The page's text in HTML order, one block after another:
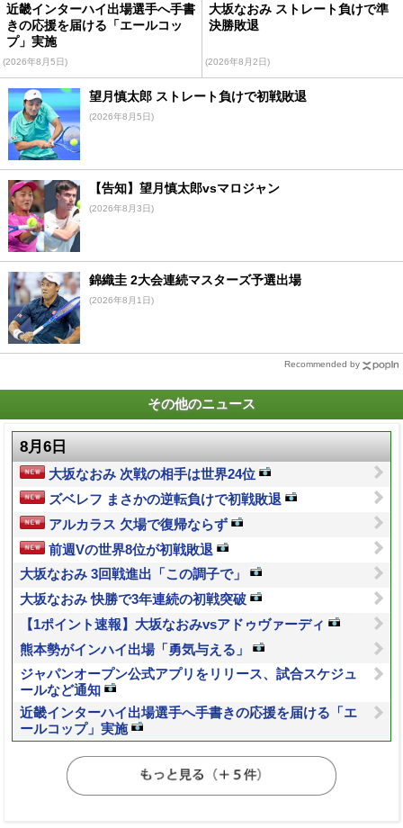
近畿インターハイ出場選手へ手書
きの応援を届ける「エールコッ
プ」実施
(2026年8月5日)
大坂なおみ ストレート負けで準
決勝敗退
(2026年8月2日)
望月慎太郎 ストレート負けで初戦敗退
(2026年8月5日)
【告知】望月慎太郎vsマロジャン
(2026年8月3日)
錦織圭 2大会連続マスターズ予選出場
(2026年8月1日)
Recommended by
その他のニュース
8月6日
大坂なおみ 次戦の相手は世界24位
ズベレフ まさかの逆転負けで初戦敗退
アルカラス 欠場で復帰ならず
前週Vの世界8位が初戦敗退
大坂なおみ 3回戦進出「この調子で」
大坂なおみ 快勝で3年連続の初戦突破
【1ポイント速報】大坂なおみvsアドゥヴァーディ
熊本勢がインハイ出場「勇気与える」
ジャパンオープン公式アプリをリリース、試合スケジュ
ールなど通知
近畿インターハイ出場選手へ手書きの応援を届ける「エ
ールコップ」実施